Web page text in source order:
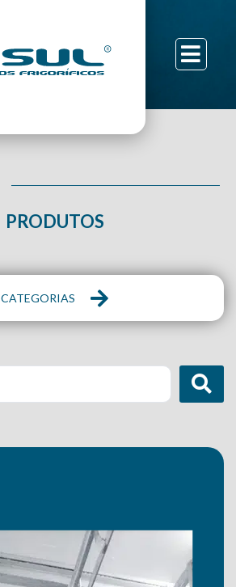
PRODUTOS
CATEGORIAS